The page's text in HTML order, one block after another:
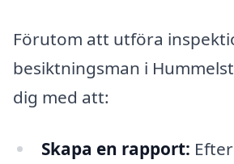
Förutom att utföra
besiktningsman i
dig med att:
Skapa en rapport: